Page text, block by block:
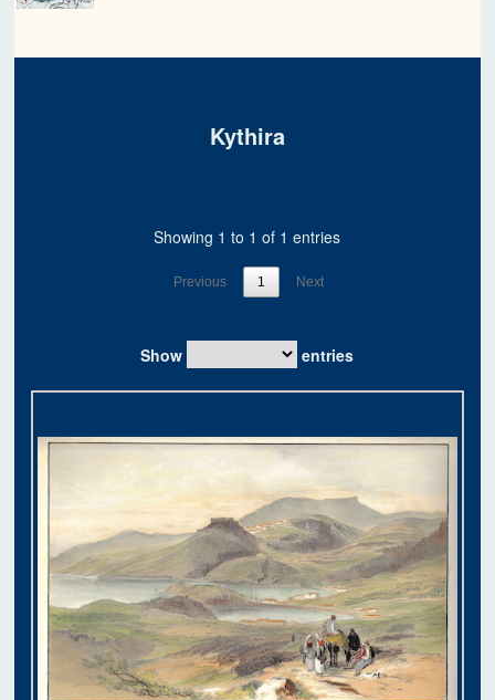
Kythira
Show entries
Showing 1 to 1 of 1 entries
Previous 1 Next